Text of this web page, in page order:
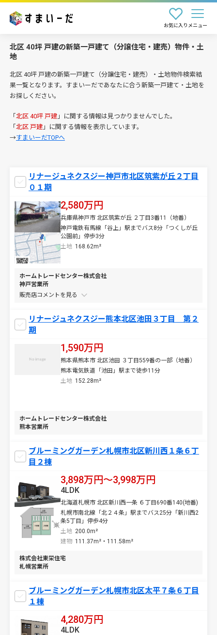
お気に入り メニュー
北区 40坪 戸建の新築一戸建て（分譲住宅・建売）物件・土
地
北区 40坪 戸建の新築一戸建て（分譲住宅・建売）・土地物件検索結
果一覧となります。すまいーだであなたに合う新築一戸建て・土地を
お探しください。
「 北区 40坪 戸建 」に関する情報は見つかりませんでした。
「 北区 戸建 」に関する情報を表示しています。
→すまいーだTOPへ
リナージュネクスジー神戸市北区筑紫が丘２丁目
０１期
2,580万円
兵庫県神戸市 北区筑紫が丘 ２丁目3番11（地番）
神戸電鉄有馬線「谷上」駅までバス8分「つくしが丘
公園前」停歩3分
土地 168.62m²
ホームトレードセンター株式会社
神戸営業所
販売店コメントを
リナージュネクスジー熊本北区池田３丁目 第２
期
1,590万円
熊本県熊本市 北区池田 ３丁目559番の一部（地番）
熊本電気鉄道「池田」駅まで徒歩11分
土地 152.28m²
ホームトレードセンター株式会社
熊本営業所
ブルーミングガーデン札幌市北区新川西１条６丁
目２棟
3,898万円〜3,998万円
北海道札幌市 北区新川西一条 ６丁目690番140(地番)
札幌市南北線「北２４条」駅までバス25分「新川西2
条5丁目」停歩4分
土地 200.0m²
4LDK
建物 111.37m²・111.58m²
株式会社東栄住宅
札幌営業所
ブルーミングガーデン札幌市北区太平７条６丁目
１棟
4,280万円
4LDK